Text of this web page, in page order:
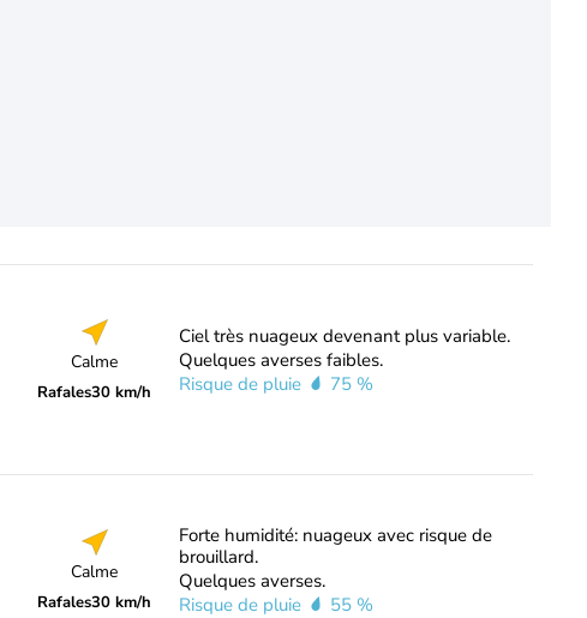
Calme
Rafales30 km/h
Ciel très nuageux devenant plus variable.
Quelques averses faibles.
Risque de pluie
75 %
Calme
Rafales30 km/h
Forte humidité: nuageux avec risque de
brouillard.
Quelques averses.
Risque de pluie
55 %